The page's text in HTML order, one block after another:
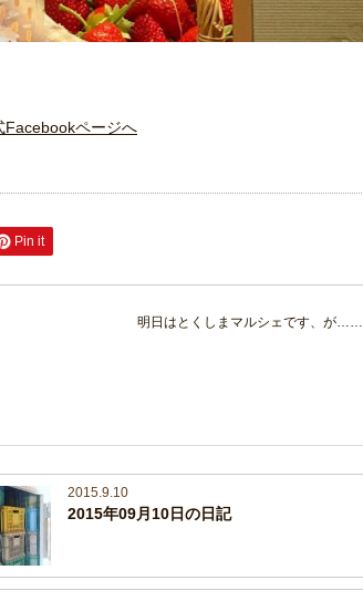
Facebookページへ
Pin it
明日はとくしまマルシェです、が……
2015.9.10
2015年09月10日の日記